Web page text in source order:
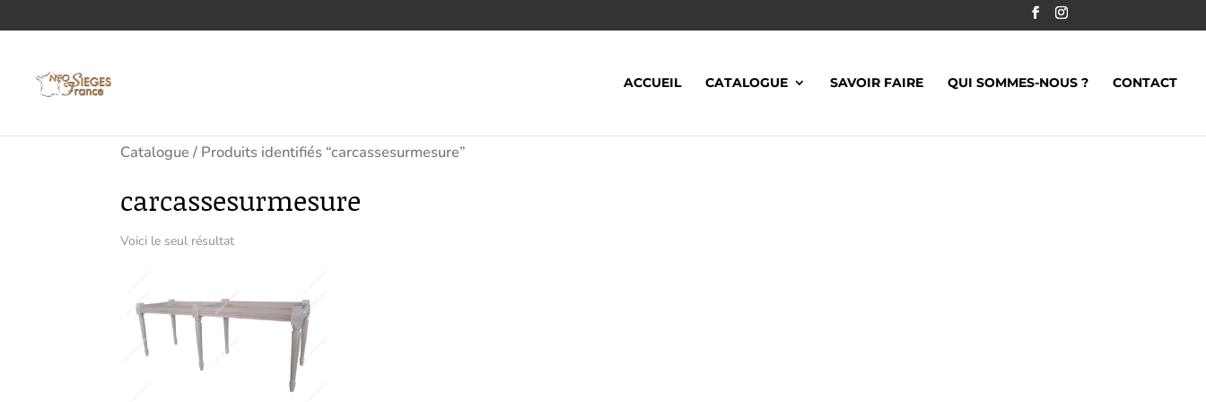
ACCUEIL CATALOGUE SAVOIR FAIRE QUI SOMMES-NOUS ? CONTACT
Catalogue / Produits identifiés “carcassesurmesure”
carcassesurmesure
Voici le seul résultat